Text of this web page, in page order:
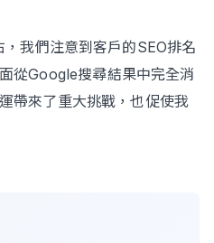
我們注意到客戶的SEO排名
從Google搜尋結果中完全消
帶來了重大挑戰，也促使我